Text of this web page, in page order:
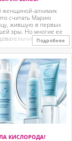
женщиной-алхимик
считать Марию
жившую в первых
эры. Но многие ее
так ...
Подробнее
КИСЛОРОДА!